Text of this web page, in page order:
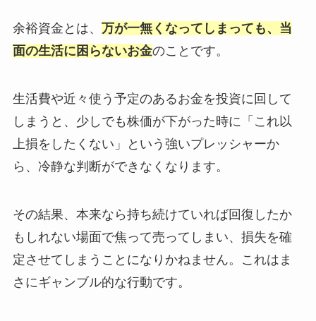
余裕資金とは、 万が一無くなってしまっても、当
面の生活に困らないお金のことです。
生活費や近々使う予定のあるお金を投資に回して
しまうと、少しでも株価が下がった時に「これ以
上損をしたくない」という強いプレッシャーか
ら、冷静な判断ができなくなります。
その結果、本来なら持ち続けていれば回復したか
もしれない場面で焦って売ってしまい、損失を確
定させてしまうことになりかねません。これはま
さにギャンブル的な行動です。